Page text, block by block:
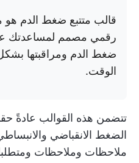
قالب متتبع ضغط الدم هو
رقمي مصمم لمساعدتك
ضغط الدم ومراقبتها
الوقت.
تتضمن هذه القوالب عادةً
الضغط الانقباضي
ملاحظات وملاحظات